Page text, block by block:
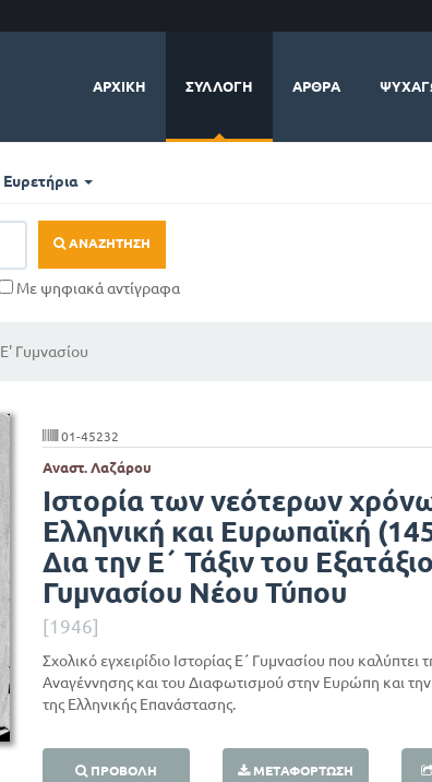
ΑΡΧΙΚΉ ΣΥΛΛΟΓΉ ΆΡΘΡΑ
Ευρετήρια
ΑΝΑΖΉΤΗΣΗ
Με ψηφιακά αντίγραφα
Ε' Γυμνασίου
01-45232
Αναστ. Λαζάρου
Ιστορία των νεότερων
Ελληνική και Ευρωπαϊκή
Δια την Ε΄ Τάξιν του
Γυμνασίου Νέου Τύπου
[1946]
Σχολικό εγχειρίδιο Ιστορίας Ε΄ Γυμνασίου που καλύπτει
Αναγέννησης και του Διαφωτισμού στην Ευρώπη και την
της Ελληνικής Επανάστασης.
ΠΡΟΒΟΛΉ ΜΕΤΑΦΌΡΤΩΣΗ